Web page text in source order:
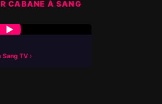
CABANE À SANG
▶
Sang TV